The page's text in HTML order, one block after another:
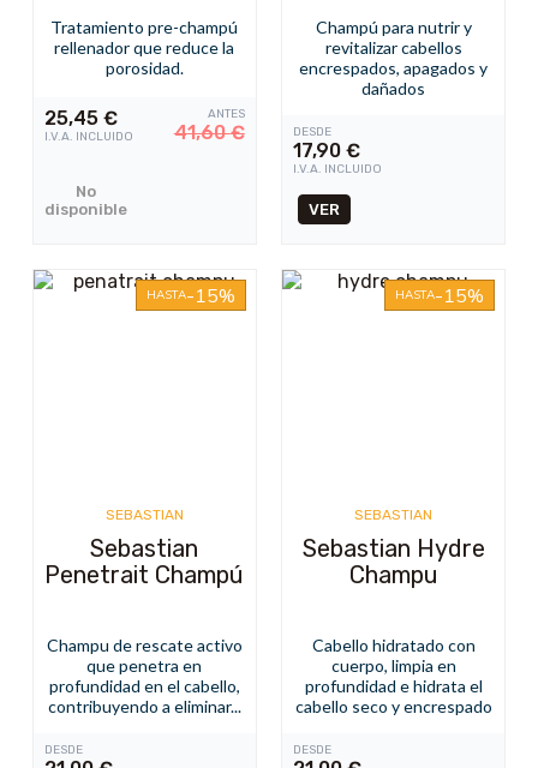
Tratamiento pre-champú
rellenador que reduce la
porosidad.
25,45€
I.V.A. INCLUIDO
ANTES
41,60€
No
disponible
Champú para nutrir y
revitalizar cabellos
encrespados, apagados y
dañados
DESDE
17,90€
I.V.A. INCLUIDO
VER
HASTA-15%
SEBASTIAN
Sebastian
Penetrait Champú
Champu de rescate activo
que penetra en
profundidad en el cabello,
contribuyendo a eliminar...
DESDE
HASTA-15%
SEBASTIAN
Sebastian Hydre
Champu
Cabello hidratado con
cuerpo, limpia en
profundidad e hidrata el
cabello seco y encrespado
DESDE